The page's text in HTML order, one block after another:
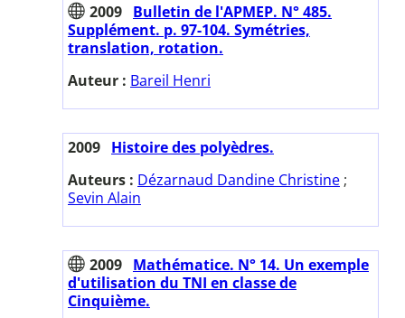
2009 Bulletin de l'APMEP. N° 485.
Supplément. p. 97-104. Symétries,
translation, rotation.
Auteur : Bareil Henri
2009 Histoire des polyèdres.
Auteurs : Dézarnaud Dandine Christine ;
Sevin Alain
2009 Mathématice. N° 14. Un exemple
d'utilisation du TNI en classe de
Cinquième.